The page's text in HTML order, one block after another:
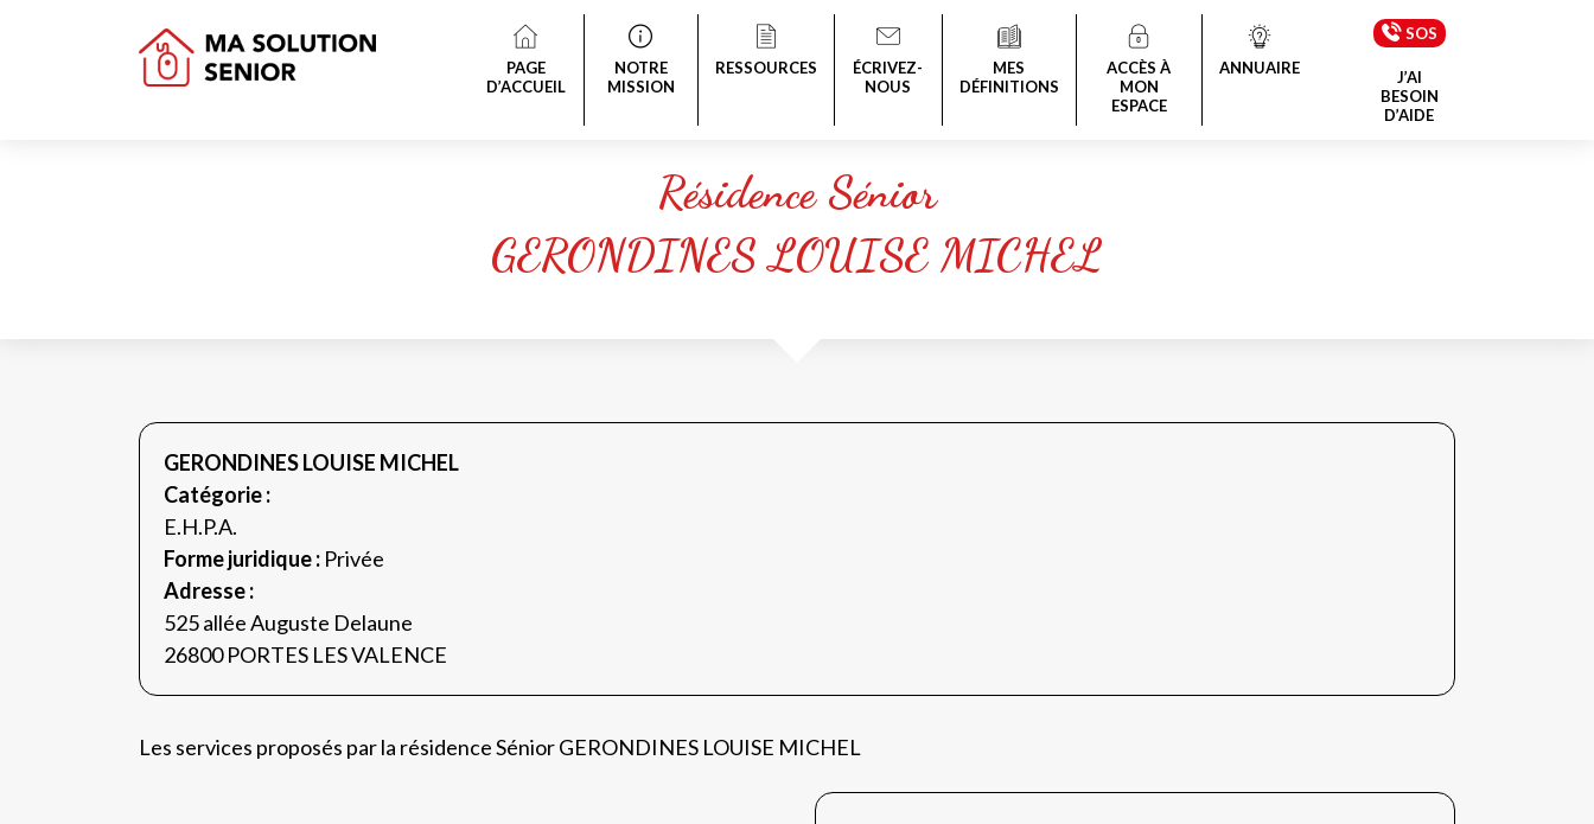
PAGE
D’ACCUEIL
NOTRE
MISSION
RESSOURCES
ÉCRIVEZ-
NOUS
MES
DÉFINITIONS
ACCÈS À
MON
ESPACE
ANNUAIRE
SOS
J’AI
BESOIN
D’AIDE
Résidence Sénior
GERONDINES LOUISE MICHEL
GERONDINES LOUISE MICHEL
Catégorie :
E.H.P.A.
Forme juridique : Privée
Adresse :
525 allée Auguste Delaune
26800 PORTES LES VALENCE
Les services proposés par la résidence Sénior GERONDINES LOUISE MICHEL